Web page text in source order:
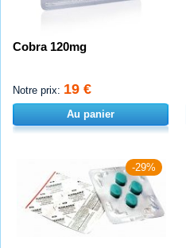
Cobra 120mg
Notre prix: 19 €
Au panier
-29%